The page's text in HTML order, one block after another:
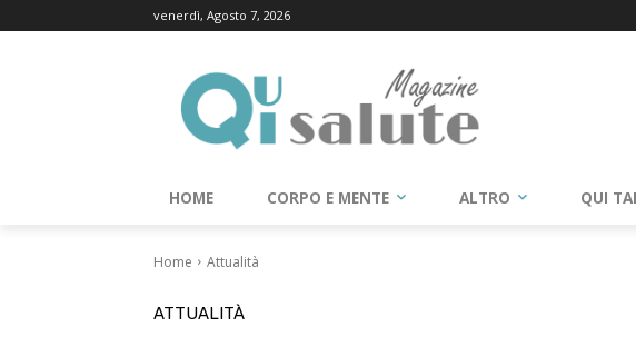
venerdì, Agosto 7, 2026
HOME CORPO E MENTE ALTRO QUI
Home Attualità
ATTUALITÀ